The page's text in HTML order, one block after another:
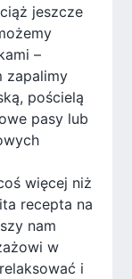
jeszcze
–
zapalimy
pościelą
pasy lub
więcej niż
recepta na
nam
w
i